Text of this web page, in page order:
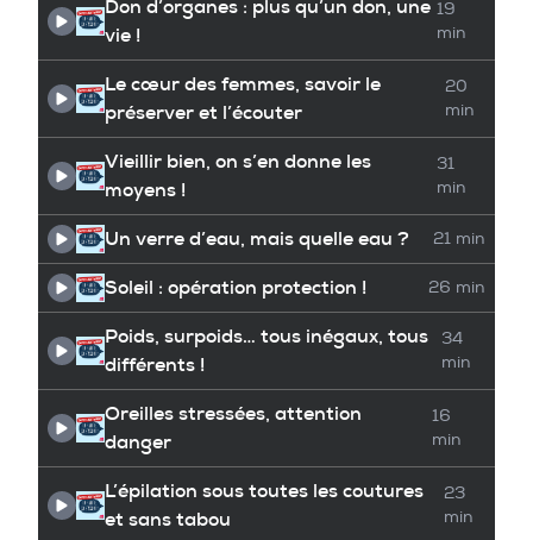
Don d’organes : plus qu’un don, une
vie !
19
min
Le cœur des femmes, savoir le
préserver et l’écouter
20
min
Vieillir bien, on s’en donne les
moyens !
31
min
Un verre d’eau, mais quelle eau ? 21 min
Soleil : opération protection ! 26 min
Poids, surpoids… tous inégaux, tous
différents !
34
min
Oreilles stressées, attention
danger
16
min
L’épilation sous toutes les coutures
et sans tabou
23
min